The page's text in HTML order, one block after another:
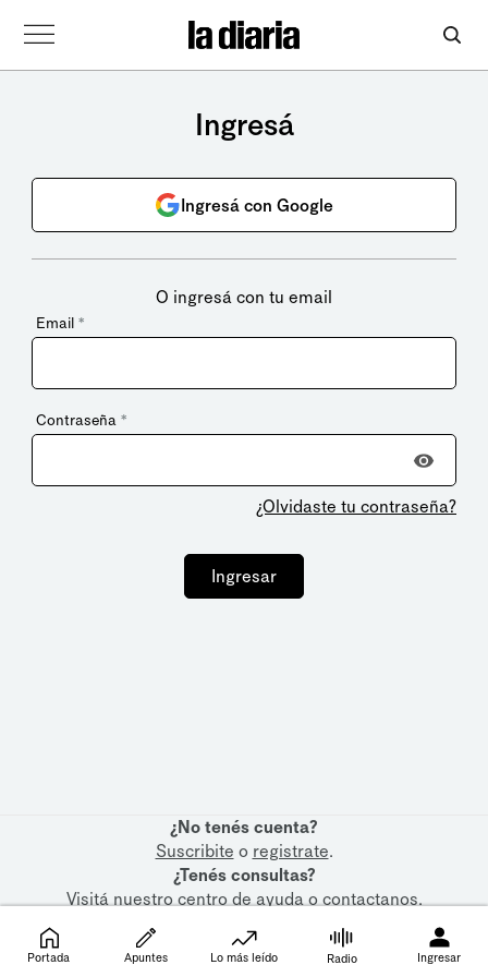
Ingresá
Ingresá con Google
O ingresá con tu email
Email *
Contraseña *
¿Olvidaste tu contraseña?
Ingresar
¿No tenés cuenta?
Suscribite o registrate.
¿Tenés consultas?
Visitá nuestrocentro de ayudaocontactanos.
Portada Apuntes Lo más leído Radio Ingresar